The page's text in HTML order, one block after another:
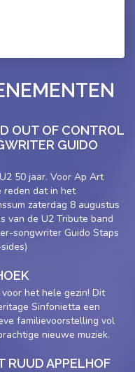
OUT OF CONTROL
GUIDO
50 jaar. Voor Ap Art
reden dat in het
zaterdag 8 augustus
van de U2 Tribute band
songwriter Guido Staps
het hele gezin! Dit
Sinfonietta een
familievoorstelling vol
nieuwe muziek.
RUUD APPELHOF